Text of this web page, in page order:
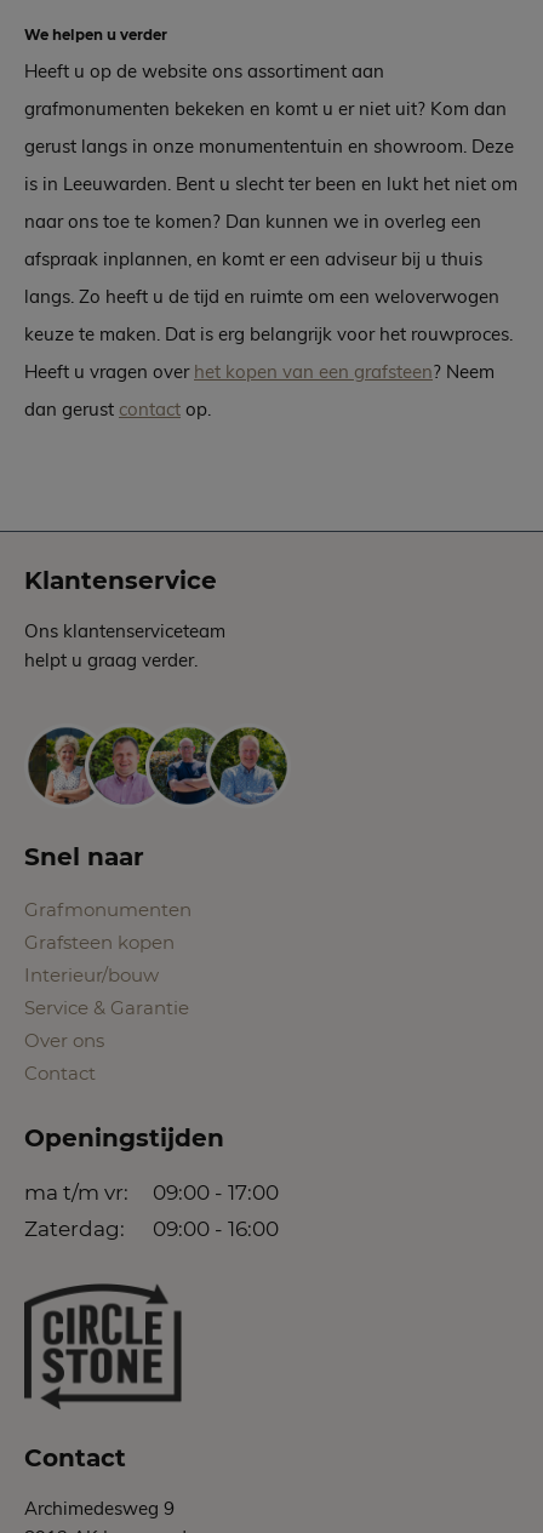
We helpen u verder
Heeft u op de website ons assortiment aan
grafmonumenten bekeken en komt u er niet uit? Kom dan
gerust langs in onze monumententuin en showroom. Deze
is in Leeuwarden. Bent u slecht ter been en lukt het niet om
naar ons toe te komen? Dan kunnen we in overleg een
afspraak inplannen, en komt er een adviseur bij u thuis
langs. Zo heeft u de tijd en ruimte om een weloverwogen
keuze te maken. Dat is erg belangrijk voor het rouwproces.
Heeft u vragen over het kopen van een grafsteen? Neem
dan gerust contact op.
Klantenservice
Ons klantenserviceteam
helpt u graag verder.
Snel naar
Grafmonumenten
Grafsteen kopen
Interieur/bouw
Service & Garantie
Over ons
Contact
Openingstijden
ma t/m vr:
09:00 - 17:00
Zaterdag:
09:00 - 16:00
Contact
Archimedesweg 9